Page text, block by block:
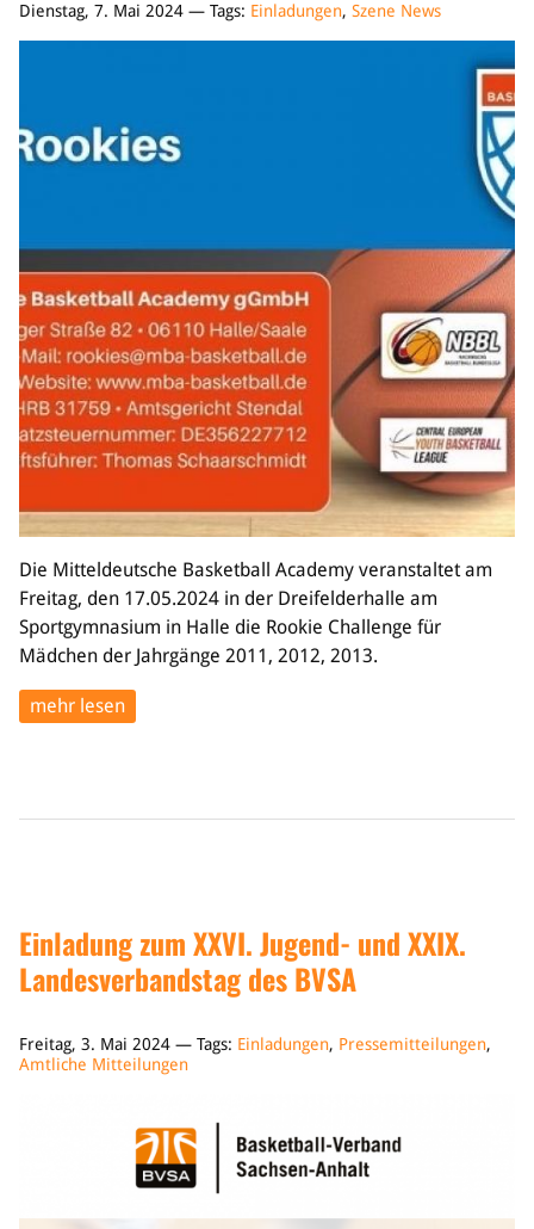
Dienstag, 7. Mai 2024 — Tags: Einladungen, Szene News
Die Mitteldeutsche Basketball Academy veranstaltet am
Freitag, den 17.05.2024 in der Dreifelderhalle am
Sportgymnasium in Halle die Rookie Challenge für
Mädchen der Jahrgänge 2011, 2012, 2013.
mehr lesen
Einladung zum XXVI. Jugend- und XXIX.
Landesverbandstag des BVSA
Freitag, 3. Mai 2024 — Tags: Einladungen, Pressemitteilungen,
Amtliche Mitteilungen